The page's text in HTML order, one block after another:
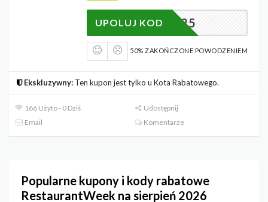
KOT2625
UPOLUJ KOD
50% ZAKOŃCZONE POWODZENIEM
Ekskluzywny: Ten kupon jest tylko u Kota Rabatowego.
166 Użyto - 0 Dziś
Udostępnij
Email
Komentarze
Popularne kupony i kody rabatowe
RestaurantWeek na sierpień 2026